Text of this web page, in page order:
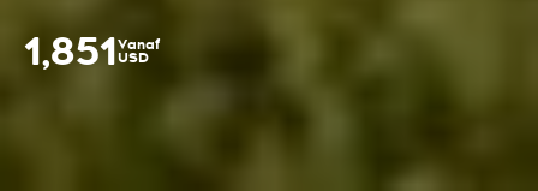
1,851Vanaf
USD